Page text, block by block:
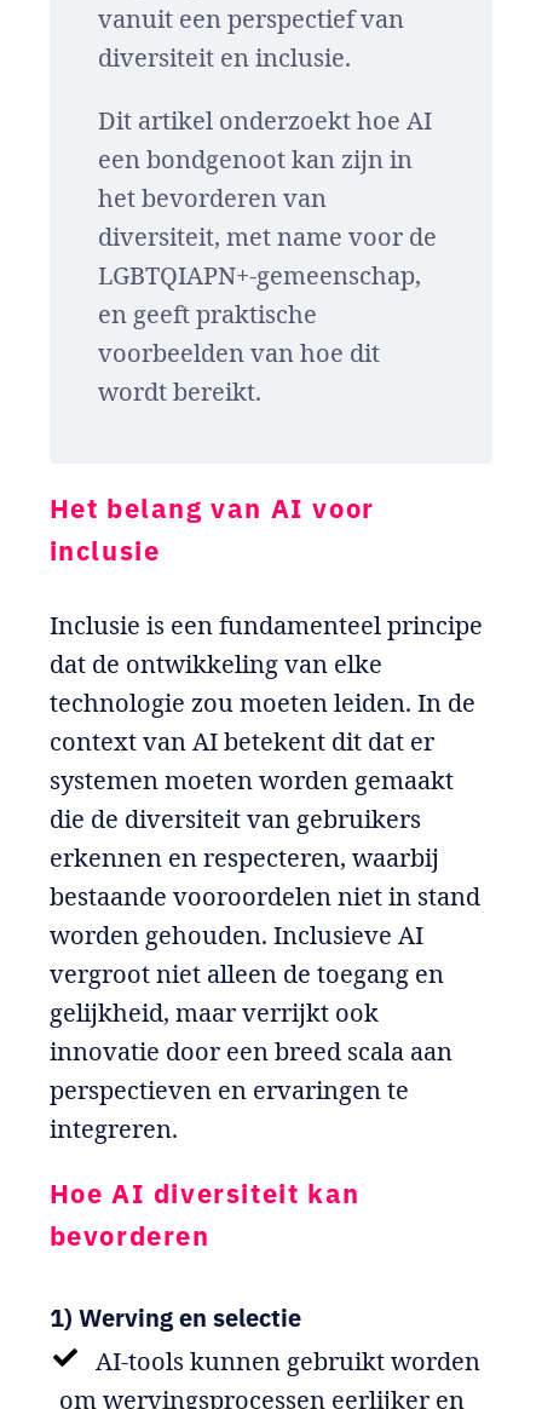
vanuit een perspectief van
diversiteit en inclusie.
Dit artikel onderzoekt hoe AI
een bondgenoot kan zijn in
het bevorderen van
diversiteit, met name voor de
LGBTQIAPN+-gemeenschap,
en geeft praktische
voorbeelden van hoe dit
wordt bereikt.
Het belang van AI voor
inclusie
Inclusie is een fundamenteel principe
dat de ontwikkeling van elke
technologie zou moeten leiden. In de
context van AI betekent dit dat er
systemen moeten worden gemaakt
die de diversiteit van gebruikers
erkennen en respecteren, waarbij
bestaande vooroordelen niet in stand
worden gehouden. Inclusieve AI
vergroot niet alleen de toegang en
gelijkheid, maar verrijkt ook
innovatie door een breed scala aan
perspectieven en ervaringen te
integreren.
Hoe AI diversiteit kan
bevorderen
1) Werving en selectie
AI-tools kunnen gebruikt worden
om wervingsprocessen eerlijker en